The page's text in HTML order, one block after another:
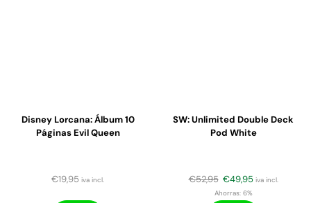
Disney Lorcana: Álbum 10
Páginas Evil Queen
€19,95 iva incl.
SW: Unlimited Double Deck
Pod White
€52,95 €49,95 iva incl.
Ahorras:6%